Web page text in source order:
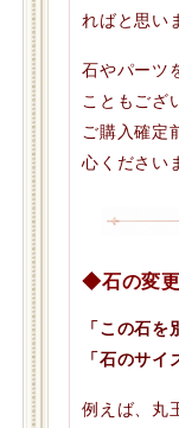
ればと思い
石やパーツ
こともござ
ご購入確定
心ください
◆石の変
「この石を
「石のサイ
例えば、丸